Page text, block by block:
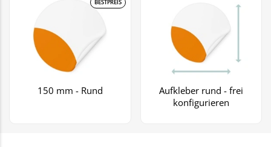
150 mm - Rund
BESTPREIS
Aufkleber rund - frei
konfigurieren